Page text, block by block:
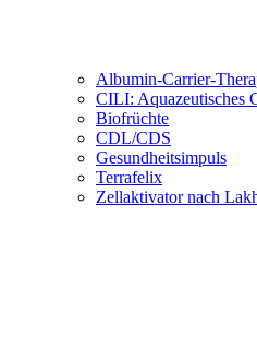
Albumin-Carrier-
CILI: Aquazeutisches
Biofrüchte
CDL/CDS
Gesundheitsimpuls
Terrafelix
Zellaktivator nach